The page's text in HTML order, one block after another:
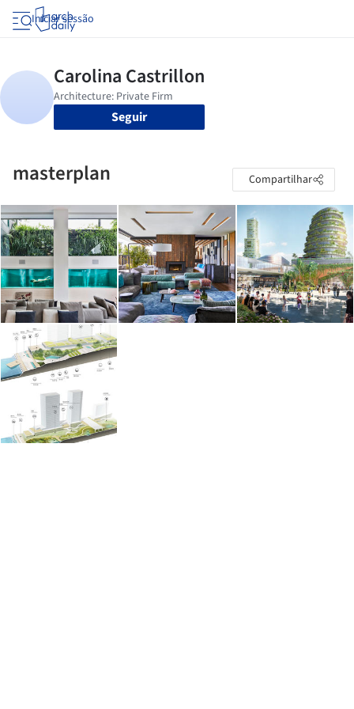
Iniciar sessão
Seguir
masterplan Compartilhar